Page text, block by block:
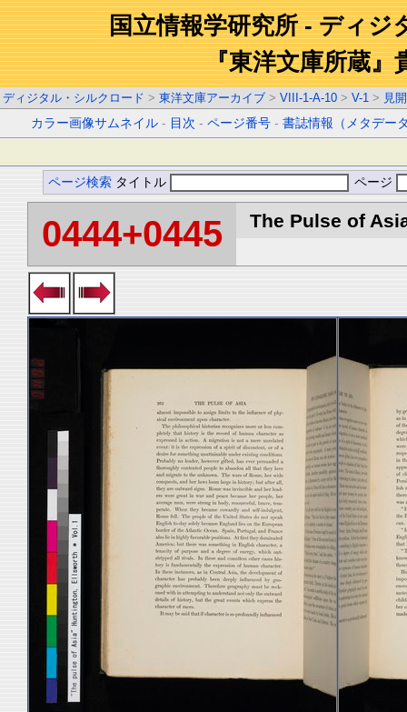
国立情報学研究所 - ディジ
『東洋文庫所蔵』
ディジタル・シルクロード > 東洋文庫アーカイブ > VIII-1-A-10 > V-1 > 見
カラー画像サムネイル - 目次 -ページ番号 -書誌情報（メタデー
ページ検索 タイトル ページ
0444+0445 The Pulse of